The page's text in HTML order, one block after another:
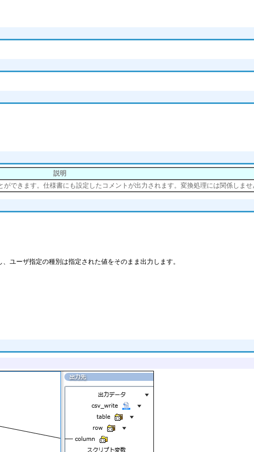
説明
できます。仕様書にも設定したコメントが出力されます。変換処理には関係しませ
ユーザ指定の種別は指定された値をそのまま出力します。